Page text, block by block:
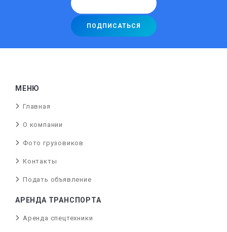
МЕНЮ
Главная
О компании
Фото грузовиков
Контакты
Подать объявление
АРЕНДА ТРАНСПОРТА
Аренда спецтехники